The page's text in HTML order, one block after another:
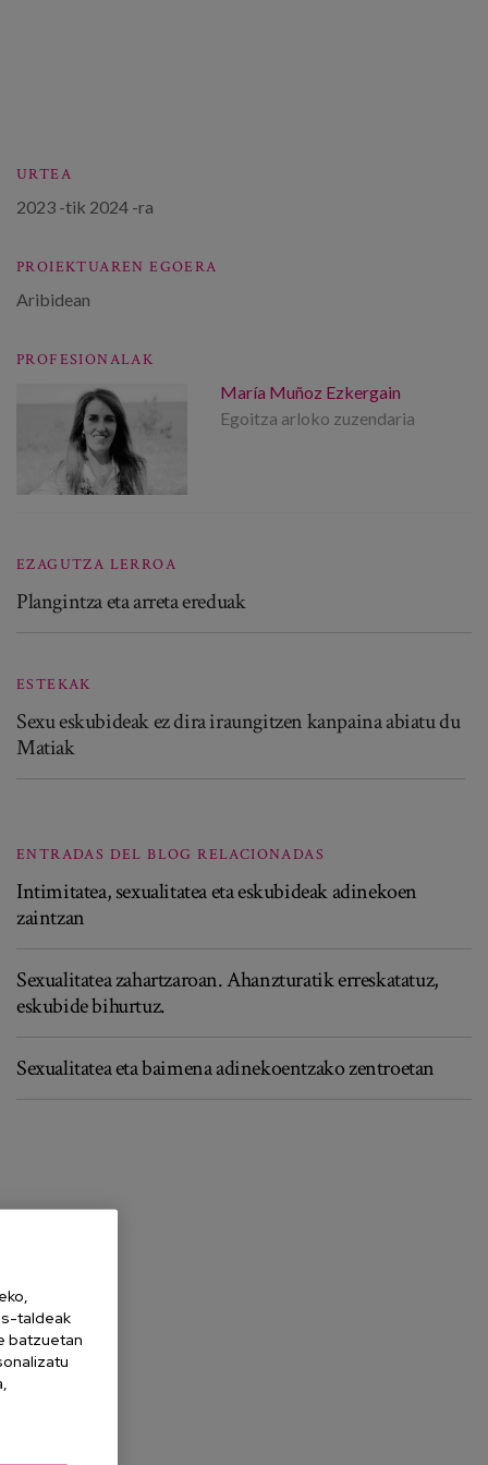
URTEA
2023 -tik 2024 -ra
PROIEKTUAREN EGOERA
Aribidean
PROFESIONALAK
María Muñoz Ezkergain
Egoitza arloko zuzendaria
EZAGUTZA LERROA
Plangintza eta arreta ereduak
ESTEKAK
Sexu eskubideak ez dira iraungitzen kanpaina abiatu du
Matiak
ENTRADAS DEL BLOG RELACIONADAS
Intimitatea, sexualitatea eta eskubideak adinekoen
zaintzan
Sexualitatea zahartzaroan. Ahanzturatik erreskatatuz,
eskubide bihurtuz.
Sexualitatea eta baimena adinekoentzako zentroetan
taldeak
batzuetan